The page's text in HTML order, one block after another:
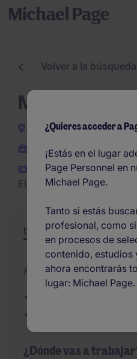
Volver a la búsqueda
Mecánico
Toledo
Permanente
EUR25.000 -
EUR25.000 por año
Descripción Resumen
Actualizado el 29/07/
¿Dónde vas a
¿Quieres acceder a
¡Estás en el lugar
Page Personnel en
Michael Page.
Tanto si estás
profesional, como
en procesos de
contenido, estudios
ahora encontrarás
lugar: Michael Page.